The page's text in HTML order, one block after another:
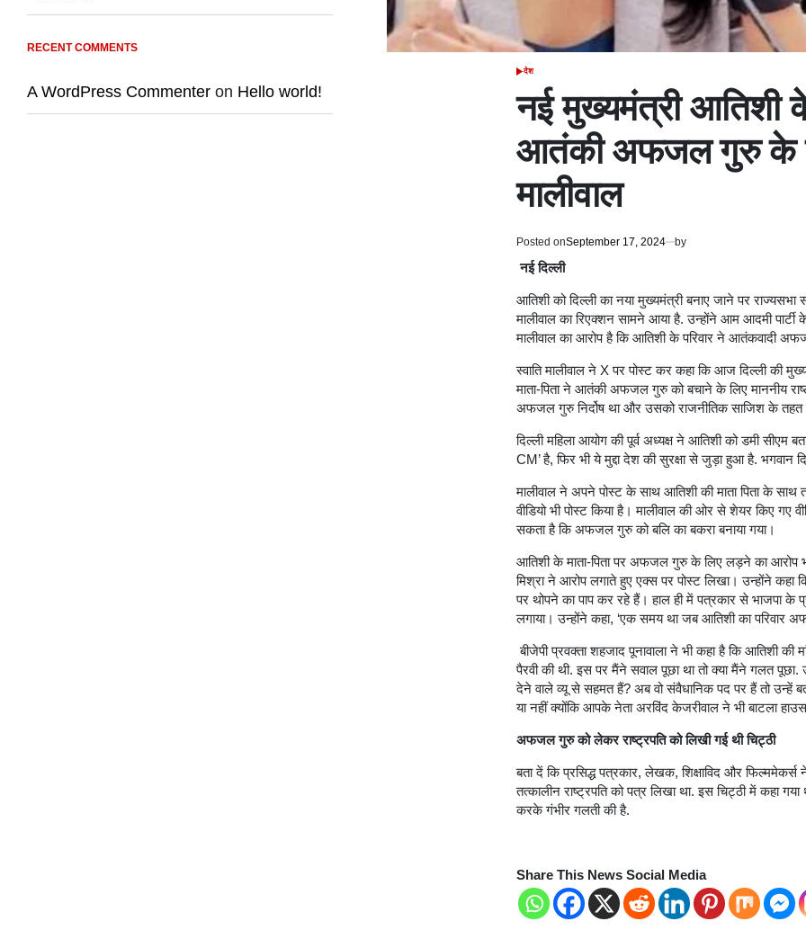
POSTED
देश
नई मुख्यमंत्री आतिशी के
आतंकी अफजल गुरु के
मालीवाल
Posted onSeptember 17, 2024 by
नई दिल्ली
आतिशी को दिल्ली का नया मुख्यमंत्री बनाए जाने पर राज्यसभा
मालीवाल का रिएक्शन सामने आया है. उन्होंने आम आदमी
मालीवाल का आरोप है कि आतिशी के परिवार ने आतंकवादी
स्वाति मालीवाल ने X पर पोस्ट कर कहा कि आज दिल्ली की
माता-पिता ने आतंकी अफजल गुरु को बचाने के लिए माननीय
अफजल गुरु निर्दोष था और उसको राजनीतिक साजिश के तहत
दिल्ली महिला आयोग की पूर्व अध्यक्ष ने आतिशी को डमी सीएम
CM’ है, फिर भी ये मुद्दा देश की सुरक्षा से जुड़ा हुआ है. भगवान
मालीवाल ने अपने पोस्ट के साथ आतिशी की माता पिता के साथ
वीडियो भी पोस्ट किया है। मालीवाल की ओर से शेयर किए गए
सकता है कि अफजल गुरु को बलि का बकरा बनाया गया।
आतिशी के माता-पिता पर अफजल गुरु के लिए लड़ने का आरोप
मिश्रा ने आरोप लगाते हुए एक्स पर पोस्ट लिखा। उन्होंने कहा
पर थोपने का पाप कर रहे हैं। हाल ही में पत्रकार से भाजपा के
लगाया। उन्होंने कहा, ‘एक समय था जब आतिशी का परिवार
बीजेपी प्रवक्ता शहजाद पूनावाला ने भी कहा है कि
पैरवी की थी. इस पर मैंने सवाल पूछा था तो क्या मैंने गलत पूछा.
देने वाले व्यू से सहमत हैं? अब वो संवैधानिक पद पर हैं तो उन्हें
या नहीं क्योंकि आपके नेता अरविंद केजरीवाल ने भी बाटला
अफजल गुरु को लेकर राष्ट्रपति को लिखी गई थी चिट्ठी
बता दें कि प्रसिद्ध पत्रकार, लेखक, शिक्षाविद और
तत्कालीन राष्ट्रपति को पत्र लिखा था. इस चिट्ठी में कहा
करके गंभीर गलती की है.
Share This News Social Media
RECENT COMMENTS
A WordPress Commenter on Hello world!